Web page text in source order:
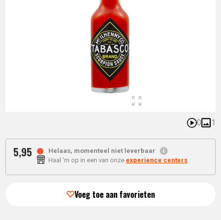
0 1
5,95
Helaas, momenteel niet leverbaar
Haal 'm op in een van onze experience centers
Voeg toe aan favorieten